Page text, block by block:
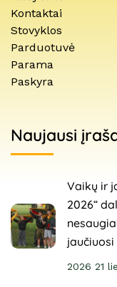
Kontaktai
Stovyklos
Parduotuvė
Parama
Paskyra
Naujausi
Vaikų ir
2026“
2026 21